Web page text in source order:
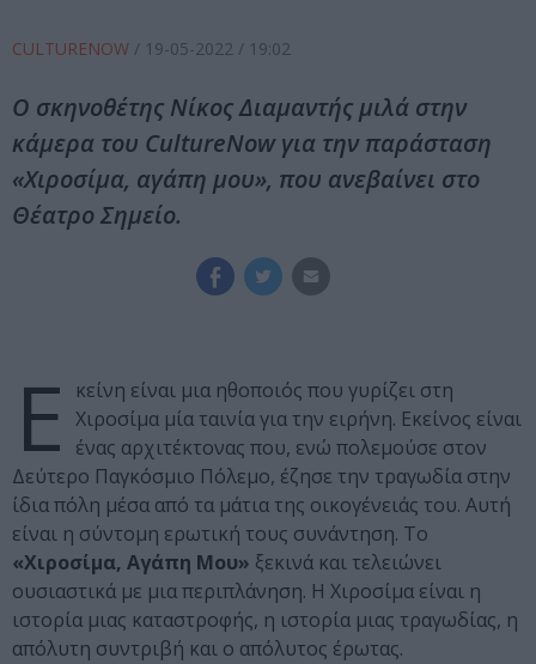
CULTURENOW / 19-05-2022 / 19:02
Ο σκηνοθέτης Νίκος Διαμαντής μιλά στην
κάμερα του CultureNow για την παράσταση
«Χιροσίμα, αγάπη μου», που ανεβαίνει στο
Θέατρο Σημείο.
Ε
κείνη είναι μια ηθοποιός που γυρίζει στη
Χιροσίμα μία ταινία για την ειρήνη. Εκείνος είναι
ένας αρχιτέκτονας που, ενώ πολεμούσε στον
Δεύτερο Παγκόσμιο Πόλεμο, έζησε την τραγωδία στην
ίδια πόλη μέσα από τα μάτια της οικογένειάς του. Αυτή
είναι η σύντομη ερωτική τους συνάντηση. Το
«Χιροσίμα, Αγάπη Μου» ξεκινά και τελειώνει
ουσιαστικά με μια περιπλάνηση. Η Χιροσίμα είναι η
ιστορία μιας καταστροφής, η ιστορία μιας τραγωδίας, η
απόλυτη συντριβή και ο απόλυτος έρωτας.